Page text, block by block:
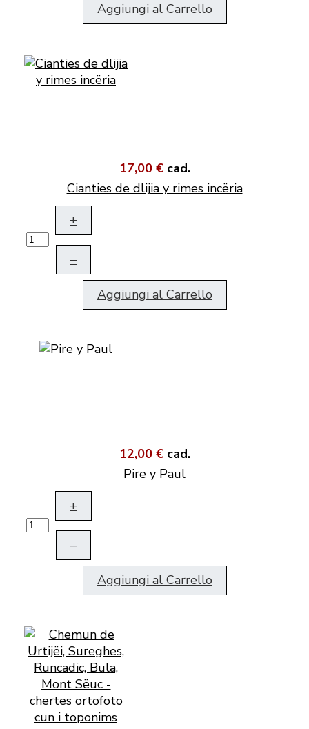
Aggiungi al Carrello
17,00 € cad.
Cianties de dlijia y rimes incëria
+
–
Aggiungi al Carrello
12,00 € cad.
Pire y Paul
+
–
Aggiungi al Carrello